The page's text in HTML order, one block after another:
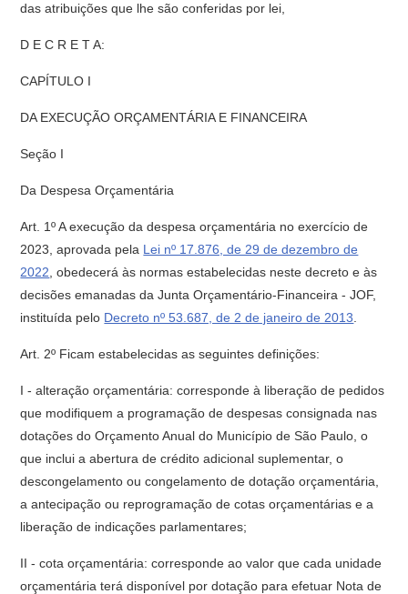
das atribuições que lhe são conferidas por lei,
D E C R E T A:
CAPÍTULO I
DA EXECUÇÃO ORÇAMENTÁRIA E FINANCEIRA
Seção I
Da Despesa Orçamentária
Art. 1º A execução da despesa orçamentária no exercício de
2023, aprovada pela Lei nº 17.876, de 29 de dezembro de
2022 , obedecerá às normas estabelecidas neste decreto e às
decisões emanadas da Junta Orçamentário-Financeira - JOF,
instituída pelo Decreto nº 53.687, de 2 de janeiro de 2013
Art. 2º Ficam estabelecidas as seguintes definições:
I - alteração orçamentária: corresponde à liberação de pedidos
que modifiquem a programação de despesas consignada nas
dotações do Orçamento Anual do Município de São Paulo, o
que inclui a abertura de crédito adicional suplementar, o
descongelamento ou congelamento de dotação orçamentária,
a antecipação ou reprogramação de cotas orçamentárias e a
liberação de indicações parlamentares;
II - cota orçamentária: corresponde ao valor que cada unidade
orçamentária terá disponível por dotação para efetuar Nota de